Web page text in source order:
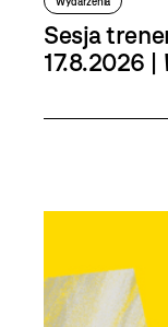
Sesja
17.8.2026 |